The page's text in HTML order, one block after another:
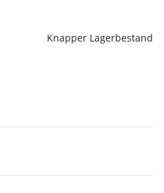
Knapper Lagerbestand